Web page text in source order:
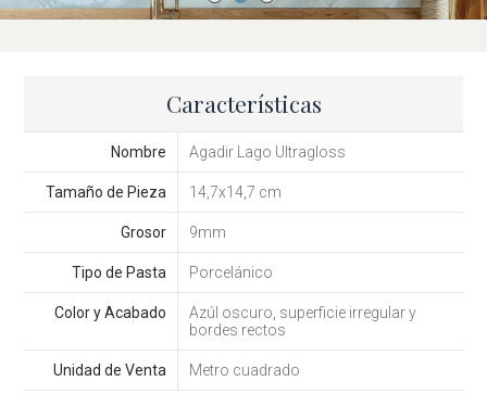
Características
Nombre Agadir Lago Ultragloss
Tamaño de Pieza 14,7x14,7 cm
Grosor 9mm
Tipo de Pasta Porcelánico
Color y Acabado
Azúl oscuro, superficie irregular y
bordes rectos
Unidad de Venta Metro cuadrado